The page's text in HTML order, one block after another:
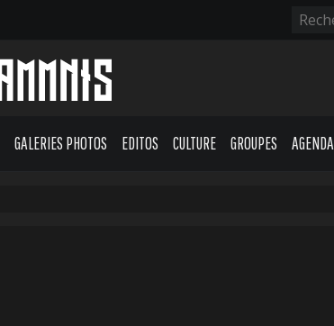
GALERIES PHOTOS EDITOS CULTURE GROUPES AGENDA